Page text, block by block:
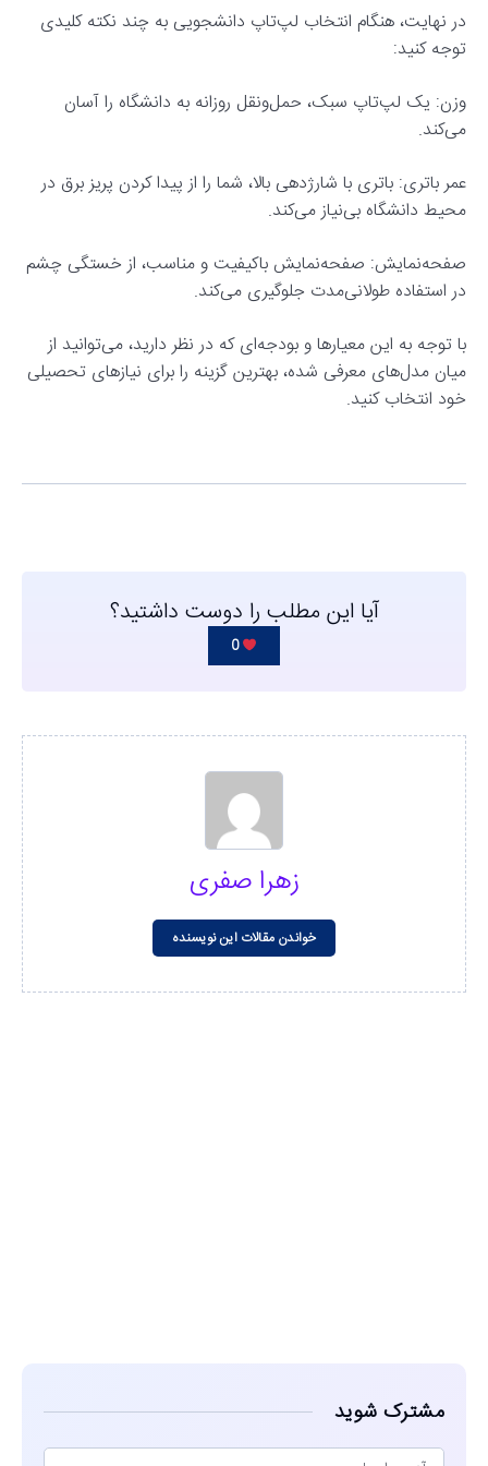
در نهایت، هنگام انتخاب لپ‌تاپ دانشجویی به چند نکته کلیدی
توجه کنید:
وزن: یک لپ‌تاپ سبک، حمل‌ونقل روزانه به دانشگاه را آسان
می‌کند.
عمر باتری: باتری با شارژدهی بالا، شما را از پیدا کردن پریز برق در
محیط دانشگاه بی‌نیاز می‌کند.
صفحه‌نمایش: صفحه‌نمایش باکیفیت و مناسب، از خستگی چشم
در استفاده طولانی‌مدت جلوگیری می‌کند.
با توجه به این معیارها و بودجه‌ای که در نظر دارید، می‌توانید از
میان مدل‌های معرفی شده، بهترین گزینه را برای نیازهای تحصیلی
خود انتخاب کنید.
آیا این مطلب را دوست داشتید؟
0
زهرا صفری
خواندن مقالات این نویسنده
مشترک شوید